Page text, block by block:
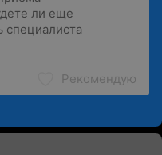
Рекомендую